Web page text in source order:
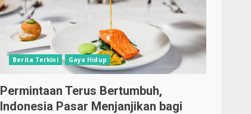
Berita Terkini Gaya Hidup
Permintaan Terus Bertumbuh,
Indonesia Pasar Menjanjikan bagi